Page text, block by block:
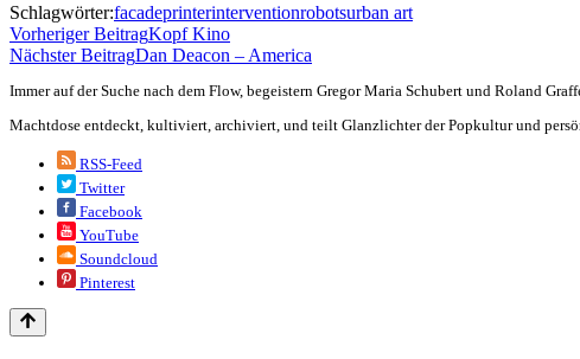
Schlagwörter:facadeprinterinterventionrobotsurban art
Vorheriger BeitragKopf Kino
Nächster BeitragDan Deacon – America
Immer auf der Suche nach dem Flow, begeistern Gregor Maria Schubert und Roland
Machtdose entdeckt, kultiviert, archiviert, und teilt Glanzlichter der Popkultur und
RSS-Feed
Twitter
Facebook
YouTube
Soundcloud
Pinterest